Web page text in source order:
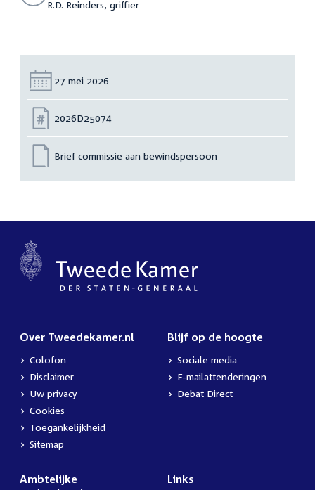
R.D. Reinders, griffier
Datum:
27 mei 2026
Nummer:
2026D25074
Brief commissie aan bewindspersoon
Over Tweedekamer.nl
Colofon
Disclaimer
Uw privacy
Cookies
Toegankelijkheid
Sitemap
Blijf op de hoogte
Sociale media
E-mailattenderingen
Debat Direct
Ambtelijke
Links